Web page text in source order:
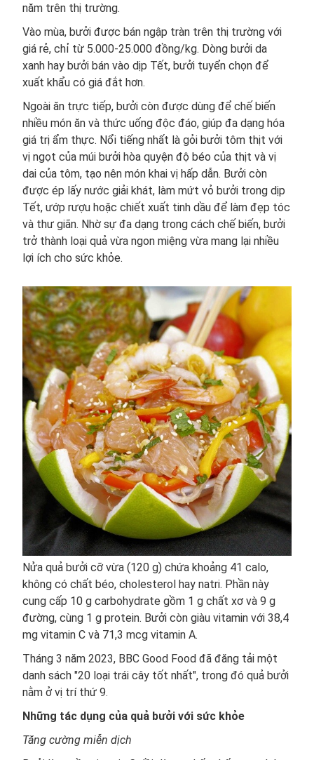
năm trên thị trường.
Vào mùa, bưởi được bán ngập tràn trên thị trường với
giá rẻ, chỉ từ 5.000-25.000 đồng/kg. Dòng bưởi da
xanh hay bưởi bán vào dịp Tết, bưởi tuyển chọn để
xuất khẩu có giá đắt hơn.
Ngoài ăn trực tiếp, bưởi còn được dùng để chế biến
nhiều món ăn và thức uống độc đáo, giúp đa dạng hóa
giá trị ẩm thực. Nổi tiếng nhất là gỏi bưởi tôm thịt với
vị ngọt của múi bưởi hòa quyện độ béo của thịt và vị
dai của tôm, tạo nên món khai vị hấp dẫn. Bưởi còn
được ép lấy nước giải khát, làm mứt vỏ bưởi trong dịp
Tết, ướp rượu hoặc chiết xuất tinh dầu để làm đẹp tóc
và thư giãn. Nhờ sự đa dạng trong cách chế biến, bưởi
trở thành loại quả vừa ngon miệng vừa mang lại nhiều
lợi ích cho sức khỏe.
Nửa quả bưởi cỡ vừa (120 g) chứa khoảng 41 calo,
không có chất béo, cholesterol hay natri. Phần này
cung cấp 10 g carbohydrate gồm 1 g chất xơ và 9 g
đường, cùng 1 g protein. Bưởi còn giàu vitamin với 38,4
mg vitamin C và 71,3 mcg vitamin A.
Tháng 3 năm 2023, BBC Good Food đã đăng tải một
danh sách "20 loại trái cây tốt nhất", trong đó quả bưởi
nằm ở vị trí thứ 9.
Những tác dụng của quả bưởi với sức khỏe
Tăng cường miễn dịch